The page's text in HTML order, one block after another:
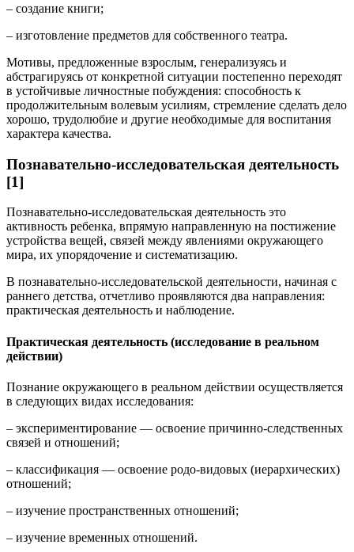
– создание книги;
– изготовление предметов для собственного театра.
Мотивы, предложенные взрослым, генерализуясь и
абстрагируясь от конкретной ситуации постепенно переходят
в устойчивые личностные побуждения: способность к
продолжительным волевым усилиям, стремление сделать дело
хорошо, трудолюбие и другие необходимые для воспитания
характера качества.
Познавательно-исследовательская деятельность
[1]
Познавательно-исследовательская деятельность это
активность ребенка, впрямую направленную на постижение
устройства вещей, связей между явлениями окружающего
мира, их упорядочение и систематизацию.
В познавательно-исследовательской деятельности, начиная с
раннего детства, отчетливо проявляются два направления:
практическая деятельность и наблюдение.
Практическая деятельность (исследование в реальном
действии)
Познание окружающего в реальном действии осуществляется
в следующих видах исследования:
– экспериментирование — освоение причинно-следственных
связей и отношений;
– классификация — освоение родо-видовых (иерархических)
отношений;
– изучение пространственных отношений;
– изучение временных отношений.